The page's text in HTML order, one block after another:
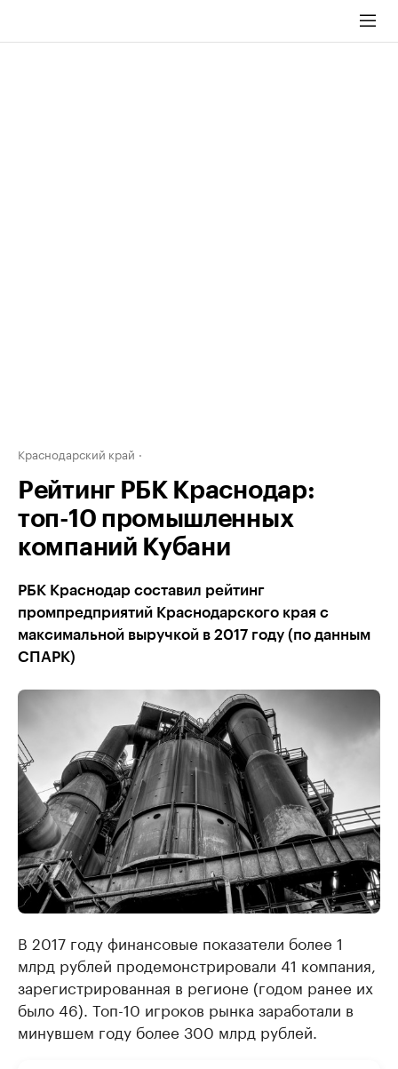
Краснодарский край
Рейтинг РБК Краснодар:
топ-10 промышленных
компаний Кубани
РБК Краснодар составил рейтинг
промпредприятий Краснодарского края с
максимальной выручкой в 2017 году (по данным
СПАРК)
В 2017 году финансовые показатели более 1
млрд рублей продемонстрировали 41 компания,
зарегистрированная в регионе (годом ранее их
было 46). Топ-10 игроков рынка заработали в
минувшем году более 300 млрд рублей.